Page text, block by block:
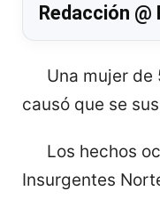
Redacción @
Una mujer de
causó que se
Los hechos
Insurgentes